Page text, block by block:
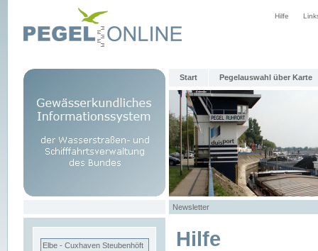
Hilfe
Start Pegelauswahl über Karte
Newsletter
Elbe - Cuxhaven Steubenhöft Hilfe